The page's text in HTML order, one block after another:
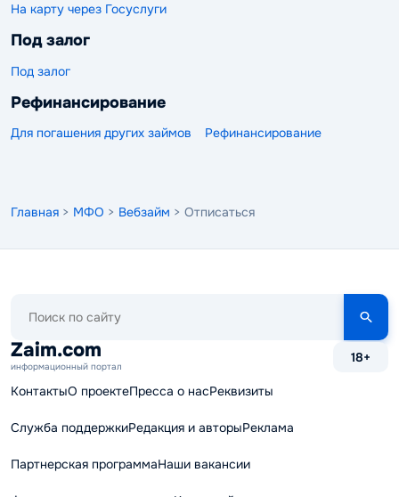
На карту через Госуслуги
Под залог
Под залог
Рефинансирование
Для погашения других займов Рефинансирование
Главная > МФО > Вебзайм > Отписаться
сайту
Zaim.com
информационный портал
18+
КонтактыО проектеПресса о насРеквизиты
Служба поддержкиРедакция и авторыРеклама
Партнерская программаНаши вакансии